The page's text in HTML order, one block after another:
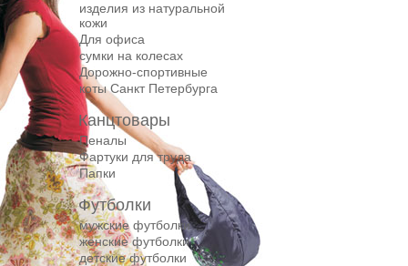
изделия из натуральной
кожи
Для офиса
сумки на колесах
Дорожнo-спортивные
коты Санкт Петербурга
Канцтовары
Пеналы
Фартуки для труда
Папки
Футболки
мужские футболки
женские футболки
детские футболки